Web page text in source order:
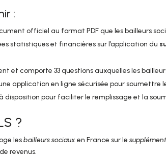
:
officiel au format PDF que les bailleurs
statistiques et financières sur l’application du
et comporte 33 questions auxquelles les
application en ligne sécurisée pour soumettre
disposition pour faciliter le remplissage et la
?
lesbailleurs sociaux en France sur le
revenus.